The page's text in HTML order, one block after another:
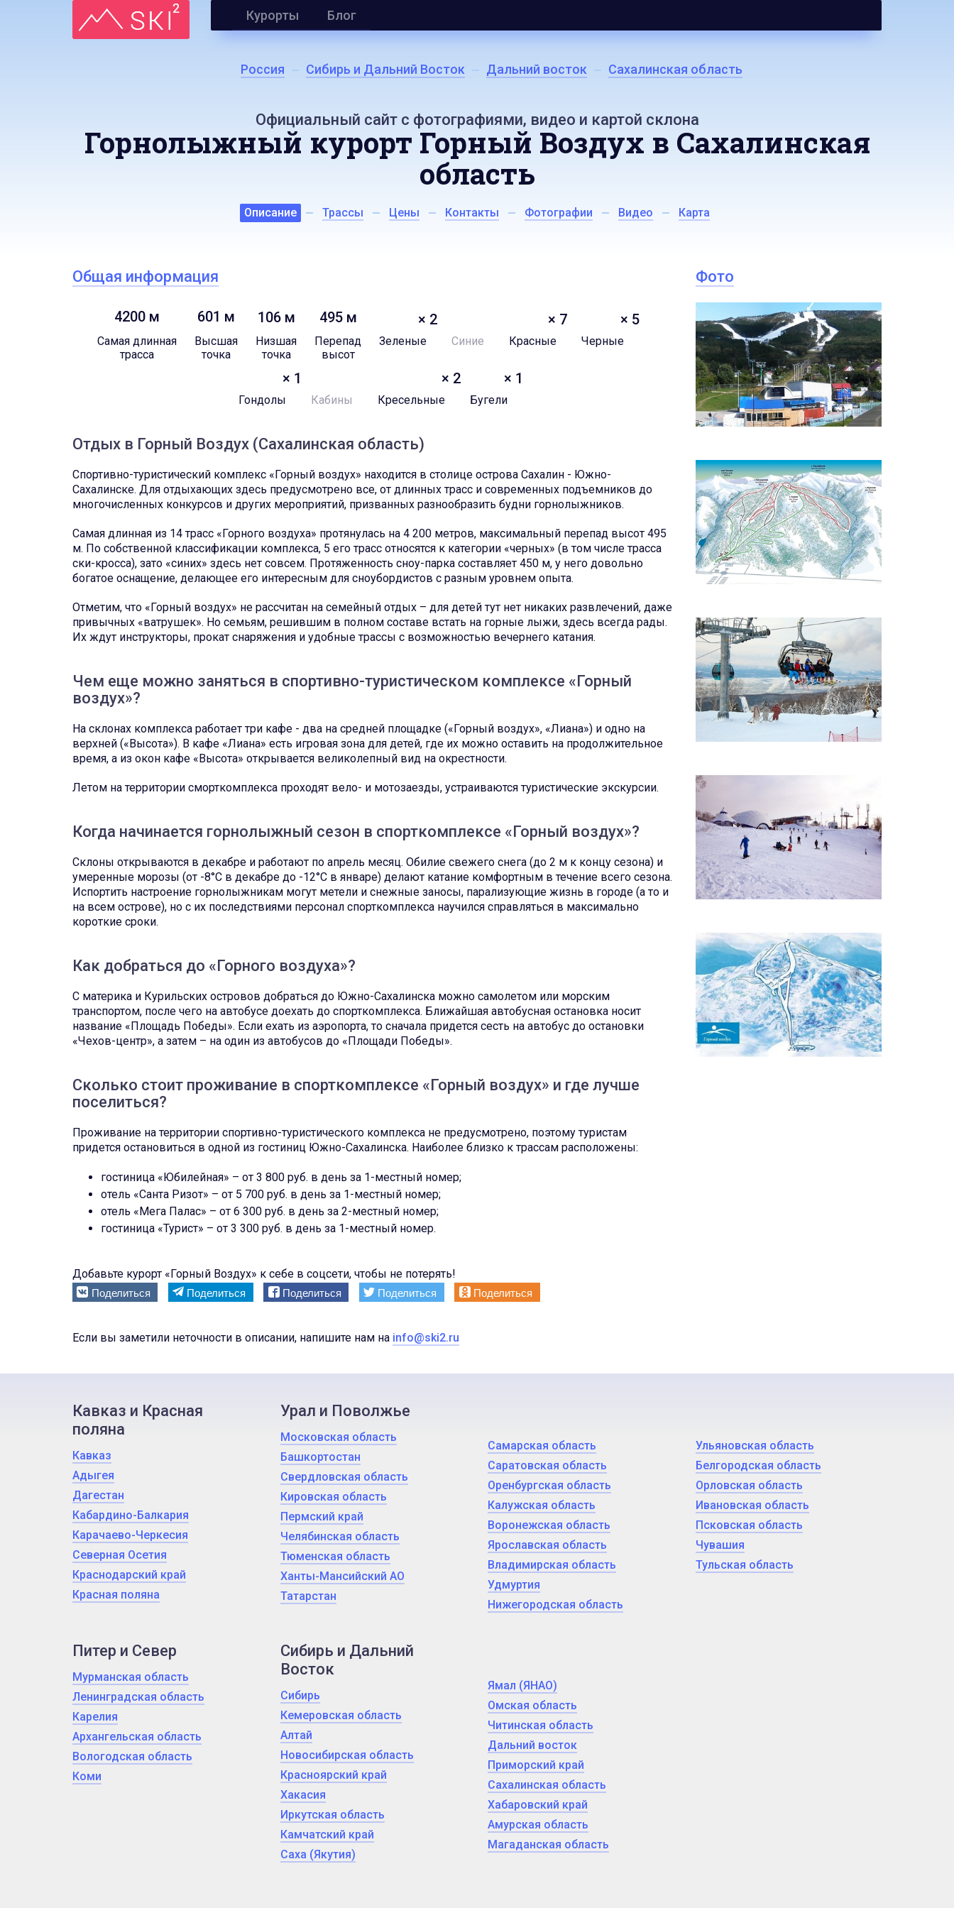
Курорты Блог
Россия Сибирь и Дальний Восток Дальний восток Сахалинская область
Официальный сайт с фотографиями, видео и картой склона
Горнолыжный курорт Горный Воздух в Сахалинская
область
Описание Трассы Цены Контакты Фотографии Видео Карта
Общая информация
4200 м
Самая длинная
трасса
601 м
Высшая
точка
106 м
Низшая
точка
495 м
Перепад
высот
× 2
Зеленые Синие
× 7
Красные
× 5
Черные
× 1
Гондолы Кабины
× 2
Кресельные
× 1
Бугели
Отдых в Горный Воздух (Сахалинская область)
Спортивно-туристический комплекс «Горный воздух» находится в столице острова Сахалин - Южно-
Сахалинске. Для отдыхающих здесь предусмотрено все, от длинных трасс и современных подъемников до
многочисленных конкурсов и других мероприятий, призванных разнообразить будни горнолыжников.
Самая длинная из 14 трасс «Горного воздуха» протянулась на 4 200 метров, максимальный перепад высот 495
м. По собственной классификации комплекса, 5 его трасс относятся к категории «черных» (в том числе трасса
ски-кросса), зато «синих» здесь нет совсем. Протяженность сноу-парка составляет 450 м, у него довольно
богатое оснащение, делающее его интересным для сноубордистов с разным уровнем опыта.
Отметим, что «Горный воздух» не рассчитан на семейный отдых – для детей тут нет никаких развлечений, даже
привычных «ватрушек». Но семьям, решившим в полном составе встать на горные лыжи, здесь всегда рады.
Их ждут инструкторы, прокат снаряжения и удобные трассы с возможностью вечернего катания.
Чем еще можно заняться в спортивно-туристическом комплексе «Горный
воздух»?
На склонах комплекса работает три кафе - два на средней площадке («Горный воздух», «Лиана») и одно на
верхней («Высота»). В кафе «Лиана» есть игровая зона для детей, где их можно оставить на продолжительное
время, а из окон кафе «Высота» открывается великолепный вид на окрестности.
Летом на территории сморткомплекса проходят вело- и мотозаезды, устраиваются туристические экскурсии.
Когда начинается горнолыжный сезон в спорткомплексе «Горный воздух»?
Склоны открываются в декабре и работают по апрель месяц. Обилие свежего снега (до 2 м к концу сезона) и
умеренные морозы (от -8°C в декабре до -12°C в январе) делают катание комфортным в течение всего сезона.
Испортить настроение горнолыжникам могут метели и снежные заносы, парализующие жизнь в городе (а то и
на всем острове), но с их последствиями персонал спорткомплекса научился справляться в максимально
короткие сроки.
Как добраться до «Горного воздуха»?
С материка и Курильских островов добраться до Южно-Сахалинска можно самолетом или морским
транспортом, после чего на автобусе доехать до спорткомплекса. Ближайшая автобусная остановка носит
название «Площадь Победы». Если ехать из аэропорта, то сначала придется сесть на автобус до остановки
«Чехов-центр», а затем – на один из автобусов до «Площади Победы».
Сколько стоит проживание в спорткомплексе «Горный воздух» и где лучше
поселиться?
Проживание на территории спортивно-туристического комплекса не предусмотрено, поэтому туристам
придется остановиться в одной из гостиниц Южно-Сахалинска. Наиболее близко к трассам расположены:
гостиница «Юбилейная» – от 3 800 руб. в день за 1-местный номер;
отель «Санта Ризот» – от 5 700 руб. в день за 1-местный номер;
отель «Мега Палас» – от 6 300 руб. в день за 2-местный номер;
гостиница «Турист» – от 3 300 руб. в день за 1-местный номер.
Добавьте курорт «Горный Воздух» к себе в соцсети, чтобы не потерять!
Поделиться Поделиться Поделиться Поделиться Поделиться
Если вы заметили неточности в описании, напишите нам на info@ski2.ru
Фото
Кавказ и Красная
поляна
Кавказ
Адыгея
Дагестан
Кабардино-Балкария
Карачаево-Черкесия
Северная Осетия
Краснодарский край
Красная поляна
Урал и Поволжье
Московская область
Башкортостан
Свердловская область
Кировская область
Пермский край
Челябинская область
Тюменская область
Ханты-Мансийский АО
Татарстан
Самарская область
Саратовская область
Оренбургская область
Калужская область
Воронежская область
Ярославская область
Владимирская область
Удмуртия
Нижегородская область
Ульяновская область
Белгородская область
Орловская область
Ивановская область
Псковская область
Чувашия
Тульская область
Питер и Север
Мурманская область
Ленинградская область
Карелия
Архангельская область
Вологодская область
Коми
Сибирь и Дальний
Восток
Сибирь
Кемеровская область
Алтай
Новосибирская область
Красноярский край
Хакасия
Иркутская область
Камчатский край
Саха (Якутия)
Ямал (ЯНАО)
Омская область
Читинская область
Дальний восток
Приморский край
Сахалинская область
Хабаровский край
Амурская область
Магаданская область